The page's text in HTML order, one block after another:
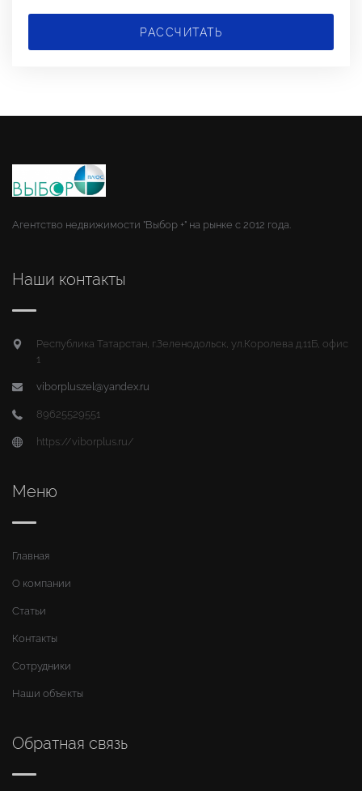
РАССЧИТАТЬ
Агентство недвижимости "Выбор +" на рынке с 2012 года.
Наши контакты
Республика Татарстан, г.Зеленодольск, ул.Королева д.11Б, офис
1
viborpluszel@yandex.ru
89625529551
https://viborplus.ru/
Меню
Главная
О компании
Статьи
Контакты
Сотрудники
Наши объекты
Обратная связь